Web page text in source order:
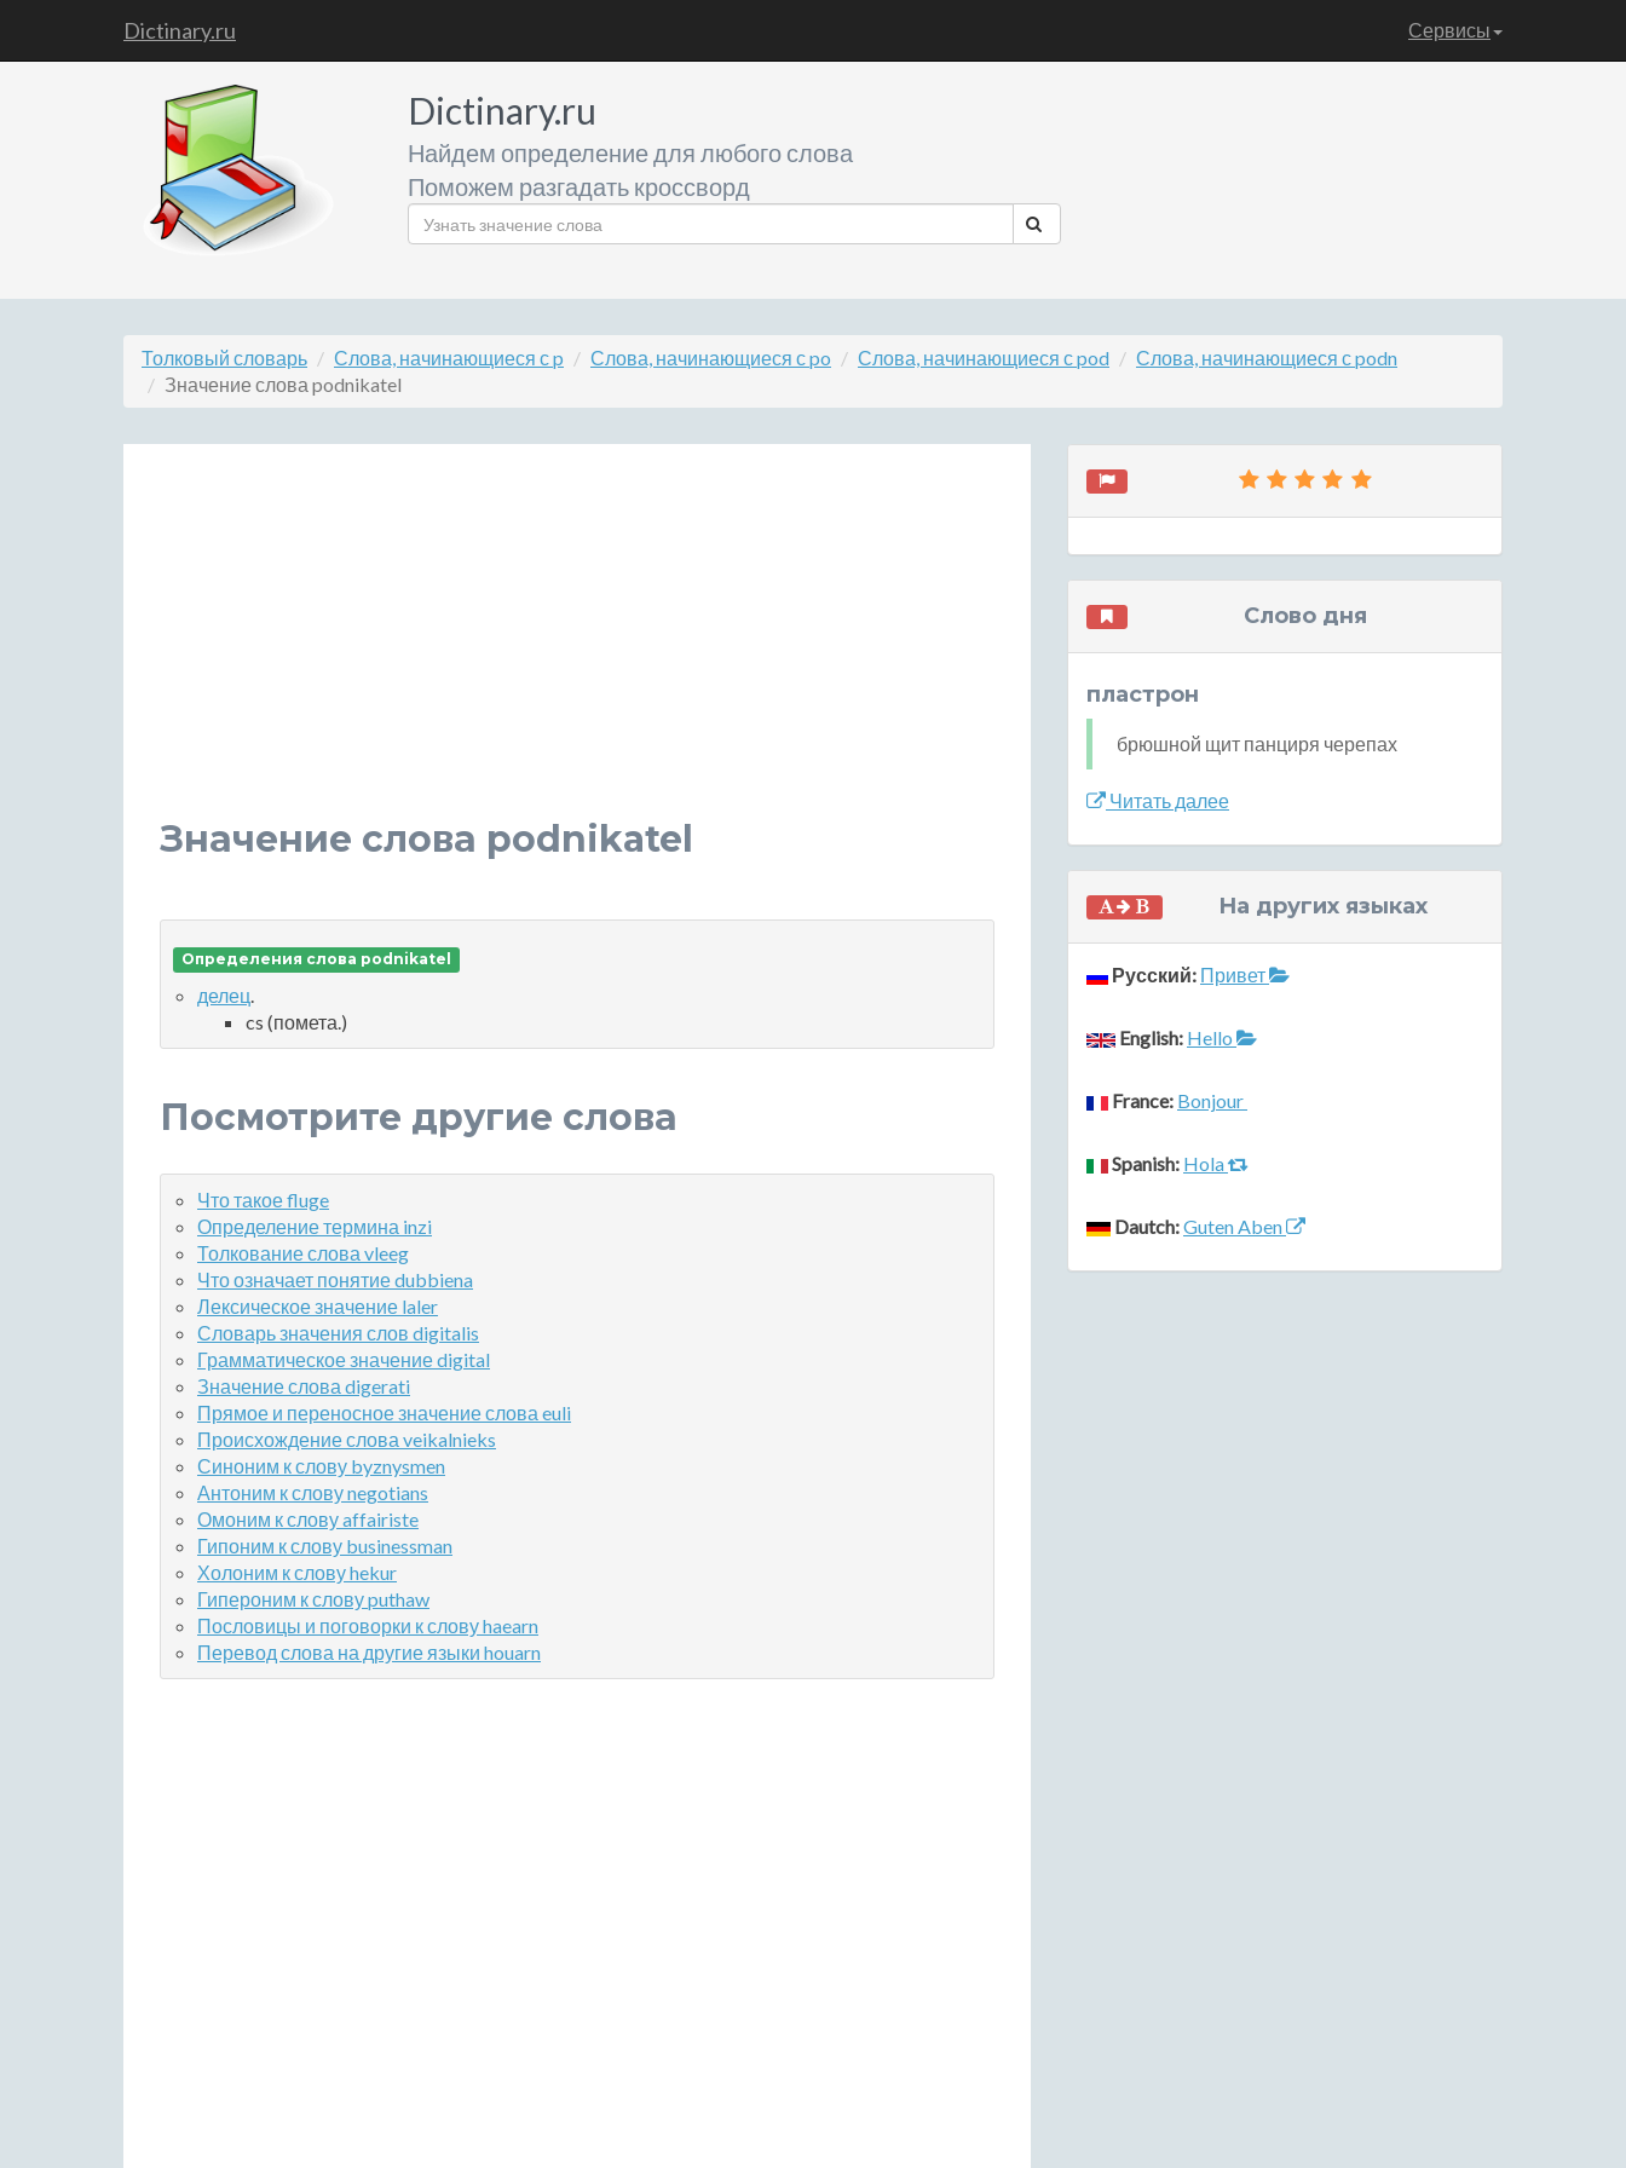
Dictinary.ru Сервисы
Dictinary.ru
Найдем определение для любого слова
Поможем разгадать кроссворд
Толковый словарь Слова, начинающиеся с p Слова, начинающиеся с po Слова, начинающиеся с pod
Слова, начинающиеся с podn
Значение слова podnikatel
Значение слова podnikatel
Определения слова podnikatel
делец.
cs (помета.)
Посмотрите другие слова
Что такое fluge
Определение термина inzi
Толкование слова vleeg
Что означает понятие dubbiena
Лексическое значение laler
Словарь значения слов digitalis
Грамматическое значение digital
Значение слова digerati
Прямое и переносное значение слова euli
Происхождение слова veikalnieks
Синоним к слову byznysmen
Антоним к слову negotians
Омоним к слову affairiste
Гипоним к слову businessman
Холоним к слову hekur
Гипероним к слову puthaw
Пословицы и поговорки к слову haearn
Перевод слова на другие языки houarn
Слово дня
пластрон
брюшной щит панциря черепах
Читать далее
На других языках
Русский: Привет
English: Hello
France: Bonjour
Spanish: Hola
Dautch:Guten Aben